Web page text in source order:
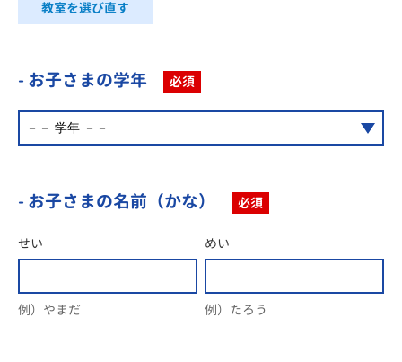
教室を選び直す
- お子さまの学年 必須
- お子さまの名前（かな） 必須
せい
例）やまだ
めい
例）たろう